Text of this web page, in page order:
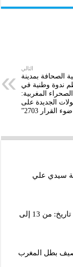
b
a
التالي
الصحافة بمدينة
ندوة وطنية في
المغربية:
الجديدة على
ضوء القرار 2703”
سيدي علي
الدورة السابعة عشرة لمعرض الفرس للجديدة تاريخ: من 13 إلى
وصيف بطل المغرب